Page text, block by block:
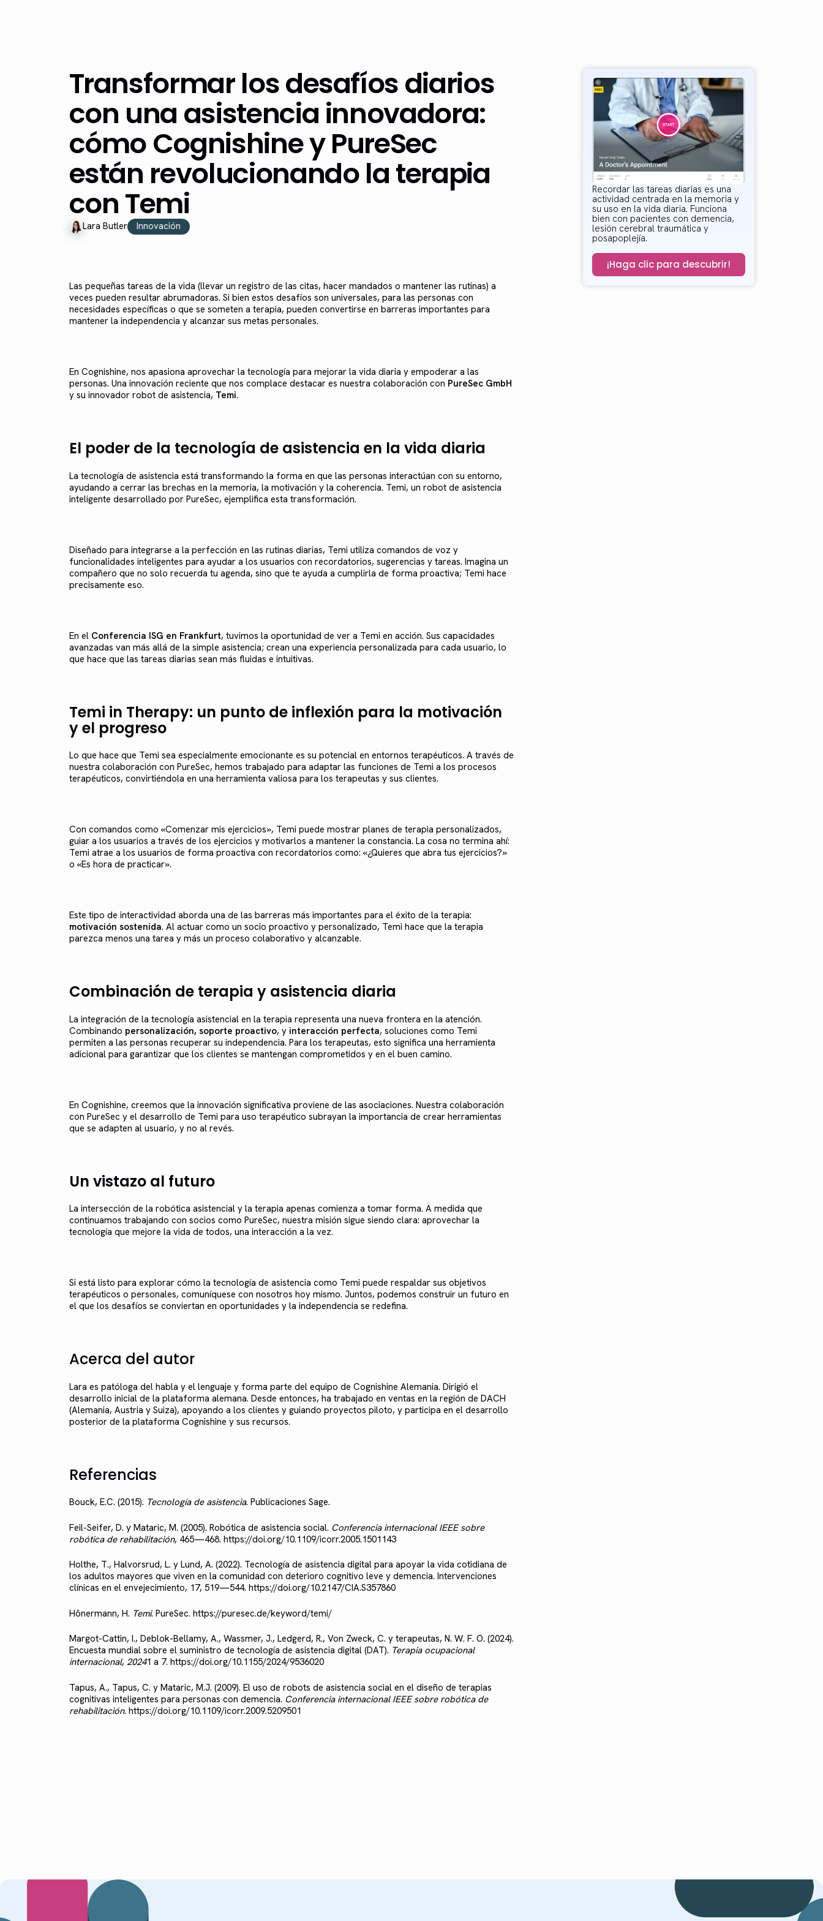
Transformar los desafíos diarios
con una asistencia innovadora:
cómo Cognishine y PureSec
están revolucionando la terapia
con Temi
Lara Butler Innovación
Las pequeñas tareas de la vida (llevar un registro de las citas, hacer mandados o mantener las rutinas) a
veces pueden resultar abrumadoras. Si bien estos desafíos son universales, para las personas con
necesidades específicas o que se someten a terapia, pueden convertirse en barreras importantes para
mantener la independencia y alcanzar sus metas personales.
En Cognishine, nos apasiona aprovechar la tecnología para mejorar la vida diaria y empoderar a las
personas. Una innovación reciente que nos complace destacar es nuestra colaboración con PureSec GmbH
y su innovador robot de asistencia, Temi.
El poder de la tecnología de asistencia en la vida diaria
La tecnología de asistencia está transformando la forma en que las personas interactúan con su entorno,
ayudando a cerrar las brechas en la memoria, la motivación y la coherencia. Temi, un robot de asistencia
inteligente desarrollado por PureSec, ejemplifica esta transformación.
Diseñado para integrarse a la perfección en las rutinas diarias, Temi utiliza comandos de voz y
funcionalidades inteligentes para ayudar a los usuarios con recordatorios, sugerencias y tareas. Imagina un
compañero que no solo recuerda tu agenda, sino que te ayuda a cumplirla de forma proactiva; Temi hace
precisamente eso.
En el Conferencia ISG en Frankfurt, tuvimos la oportunidad de ver a Temi en acción. Sus capacidades
avanzadas van más allá de la simple asistencia; crean una experiencia personalizada para cada usuario, lo
que hace que las tareas diarias sean más fluidas e intuitivas.
Temi in Therapy: un punto de inflexión para la motivación
y el progreso
Lo que hace que Temi sea especialmente emocionante es su potencial en entornos terapéuticos. A través de
nuestra colaboración con PureSec, hemos trabajado para adaptar las funciones de Temi a los procesos
terapéuticos, convirtiéndola en una herramienta valiosa para los terapeutas y sus clientes.
Con comandos como «Comenzar mis ejercicios», Temi puede mostrar planes de terapia personalizados,
guiar a los usuarios a través de los ejercicios y motivarlos a mantener la constancia. La cosa no termina ahí:
Temi atrae a los usuarios de forma proactiva con recordatorios como: «¿Quieres que abra tus ejercicios?»
o «Es hora de practicar».
Este tipo de interactividad aborda una de las barreras más importantes para el éxito de la terapia:
motivación sostenida. Al actuar como un socio proactivo y personalizado, Temi hace que la terapia
parezca menos una tarea y más un proceso colaborativo y alcanzable.
Combinación de terapia y asistencia diaria
La integración de la tecnología asistencial en la terapia representa una nueva frontera en la atención.
Combinando personalización, soporte proactivo, y interacción perfecta, soluciones como Temi
permiten a las personas recuperar su independencia. Para los terapeutas, esto significa una herramienta
adicional para garantizar que los clientes se mantengan comprometidos y en el buen camino.
En Cognishine, creemos que la innovación significativa proviene de las asociaciones. Nuestra colaboración
con PureSec y el desarrollo de Temi para uso terapéutico subrayan la importancia de crear herramientas
que se adapten al usuario, y no al revés.
Un vistazo al futuro
La intersección de la robótica asistencial y la terapia apenas comienza a tomar forma. A medida que
continuamos trabajando con socios como PureSec, nuestra misión sigue siendo clara: aprovechar la
tecnología que mejore la vida de todos, una interacción a la vez.
Si está listo para explorar cómo la tecnología de asistencia como Temi puede respaldar sus objetivos
terapéuticos o personales, comuníquese con nosotros hoy mismo. Juntos, podemos construir un futuro en
el que los desafíos se conviertan en oportunidades y la independencia se redefina.
Acerca del autor
Lara es patóloga del habla y el lenguaje y forma parte del equipo de Cognishine Alemania. Dirigió el
desarrollo inicial de la plataforma alemana. Desde entonces, ha trabajado en ventas en la región de DACH
(Alemania, Austria y Suiza), apoyando a los clientes y guiando proyectos piloto, y participa en el desarrollo
posterior de la plataforma Cognishine y sus recursos.
Referencias
Bouck, E.C. (2015). Tecnología de asistencia. Publicaciones Sage.
Feil-Seifer, D. y Mataric, M. (2005). Robótica de asistencia social. Conferencia internacional IEEE sobre
robótica de rehabilitación, 465—468. https://doi.org/10.1109/icorr.2005.1501143
Holthe, T., Halvorsrud, L. y Lund, A. (2022). Tecnología de asistencia digital para apoyar la vida cotidiana de
los adultos mayores que viven en la comunidad con deterioro cognitivo leve y demencia. Intervenciones
clínicas en el envejecimiento, 17, 519—544. https://doi.org/10.2147/CIA.S357860
Hönermann, H. Temi. PureSec. https://puresec.de/keyword/temi/
Margot-Cattin, I., Deblok-Bellamy, A., Wassmer, J., Ledgerd, R., Von Zweck, C. y terapeutas, N. W. F. O. (2024).
Encuesta mundial sobre el suministro de tecnología de asistencia digital (DAT). Terapia ocupacional
internacional, 20241 a 7. https://doi.org/10.1155/2024/9536020
Tapus, A., Tapus, C. y Mataric, M.J. (2009). El uso de robots de asistencia social en el diseño de terapias
cognitivas inteligentes para personas con demencia. Conferencia internacional IEEE sobre robótica de
rehabilitación. https://doi.org/10.1109/icorr.2009.5209501
Recordar las tareas diarias es una
actividad centrada en la memoria y
su uso en la vida diaria. Funciona
bien con pacientes con demencia,
lesión cerebral traumática y
posapoplejía.
¡Haga clic para descubrir!